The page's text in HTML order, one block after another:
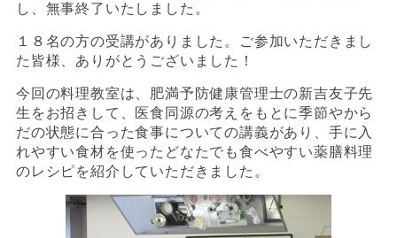
し、無事終了いたしました。
１８名の方の受講がありました。ご参加いただきまし
た皆様、ありがとうございました！
今回の料理教室は、肥満予防健康管理士の新吉友子先
生をお招きして、医食同源の考えをもとに季節やから
だの状態に合った食事についての講義があり、手に入
れやすい食材を使ったどなたでも食べやすい薬膳料理
のレシピを紹介していただきました。